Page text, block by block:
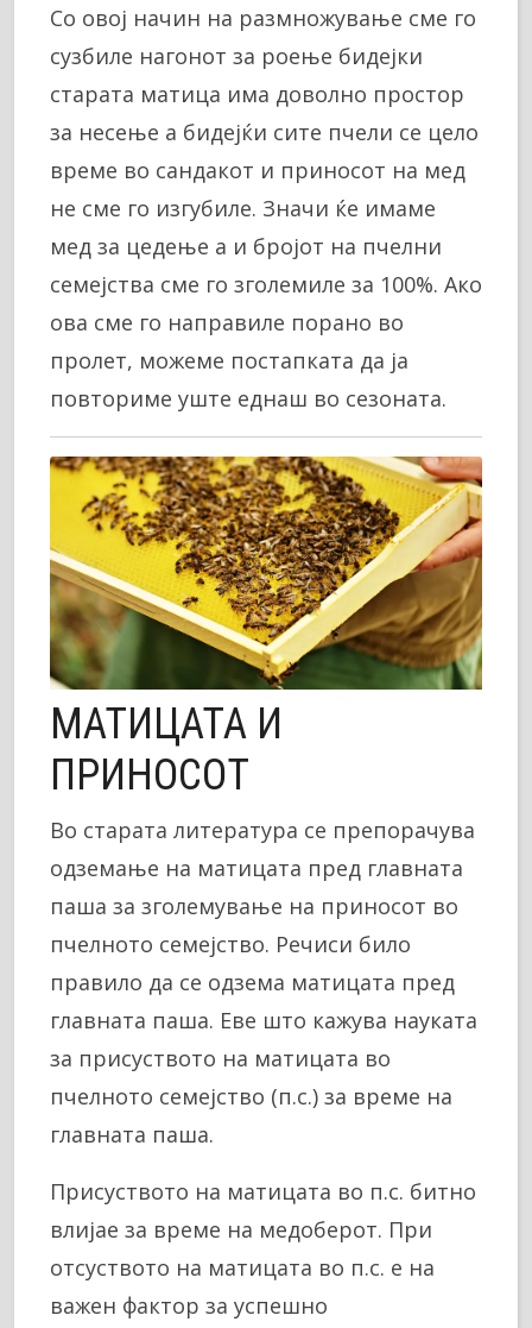
Со овој начин на размножување сме го
сузбиле нагонот за роење бидејки
старата матица има доволно простор
за несење а бидејќи сите пчели се цело
време во сандакот и приносот на мед
не сме го изгубиле. Значи ќе имаме
мед за цедење а и бројот на пчелни
семејства сме го зголемиле за 100%. Ако
ова сме го направиле порано во
пролет, можеме постапката да ја
повториме уште еднаш во сезоната.
МАТИЦАТА И
ПРИНОСОТ
Во старата литература се препорачува
одземање на матицата пред главната
паша за зголемување на приносот во
пчелното семејство. Речиси било
правило да се одзема матицата пред
главната паша. Еве што кажува науката
за присуството на матицата во
пчелното семејство (п.с.) за време на
главната паша.
Присуството на матицата во п.с. битно
влијае за време на медоберот. При
отсуството на матицата во п.с. е на
важен фактор за успешно